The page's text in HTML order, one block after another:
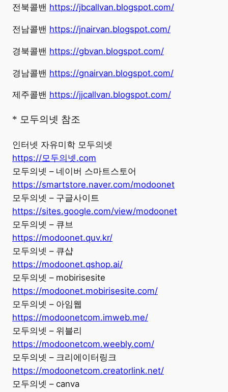
전북콜밴 https://jbcallvan.blogspot.com/
전남콜밴 https://jnairvan.blogspot.com/
경북콜밴 https://gbvan.blogspot.com/
경남콜밴 https://gnairvan.blogspot.com/
제주콜밴 https://jjcallvan.blogspot.com/
* 모두의넷 참조
인터넷 자유미학 모두의넷
https://모두의넷.com
모두의넷 – 네이버 스마트스토어
https://smartstore.naver.com/modoonet
모두의넷 – 구글사이트
https://sites.google.com/view/modoonet
모두의넷 – 큐브
https://modoonet.quv.kr/
모두의넷 – 큐샵
https://modoonet.qshop.ai/
모두의넷 – mobirisesite
https://modoonet.mobirisesite.com/
모두의넷 – 아임웹
https://modoonetcom.imweb.me/
모두의넷 – 위블리
https://modoonetcom.weebly.com/
모두의넷 – 크리에이터링크
https://modoonetcom.creatorlink.net/
모두의넷 – canva